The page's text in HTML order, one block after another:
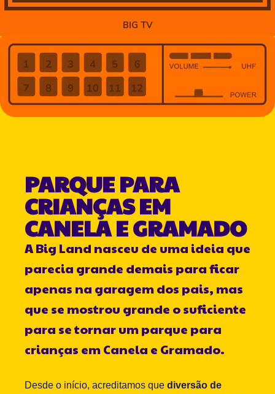
BIG TV
PARQUE PARA
CRIANÇAS EM
CANELA E GRAMADO
A Big Land nasceu de uma ideia que
parecia grande demais para ficar
apenas na garagem dos pais, mas
que se mostrou grande o suficiente
para se tornar um parque para
crianças em Canela e Gramado.
Desde o início, acreditamos que diversão de